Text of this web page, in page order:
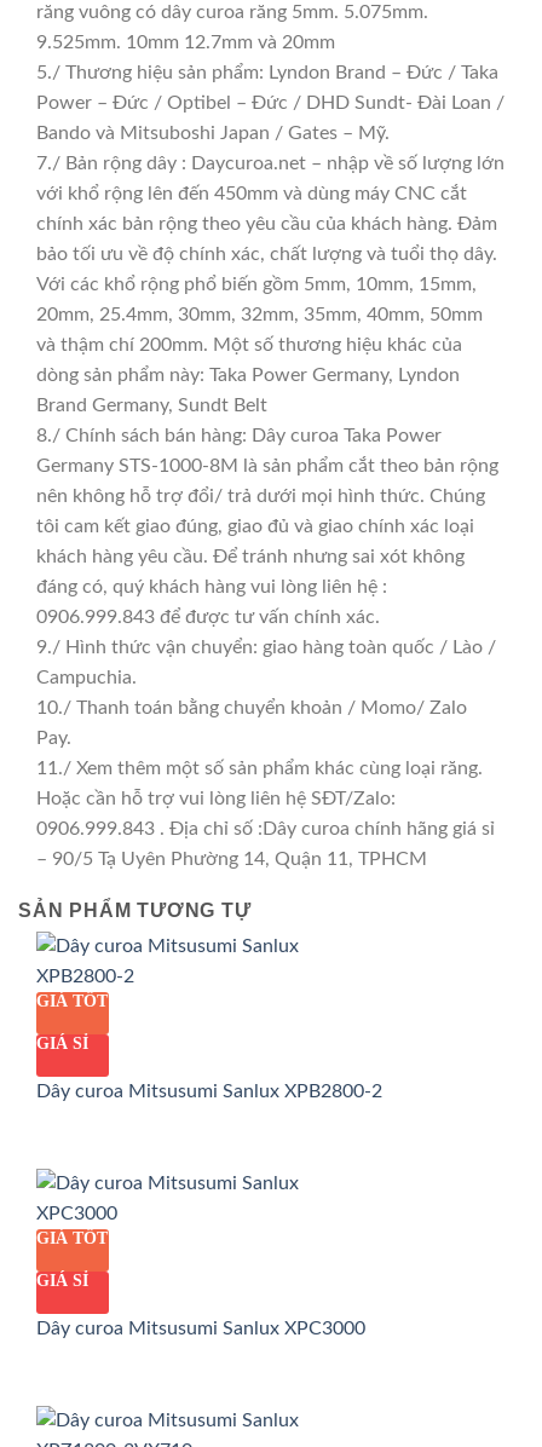
răng vuông có dây curoa răng 5mm. 5.075mm.
9.525mm. 10mm 12.7mm và 20mm
5./ Thương hiệu sản phẩm: Lyndon Brand – Đức / Taka
Power – Đức / Optibel – Đức / DHD Sundt- Đài Loan /
Bando và Mitsuboshi Japan / Gates – Mỹ.
7./ Bản rộng dây : Daycuroa.net – nhập về số lượng lớn
với khổ rộng lên đến 450mm và dùng máy CNC cắt
chính xác bản rộng theo yêu cầu của khách hàng. Đảm
bảo tối ưu về độ chính xác, chất lượng và tuổi thọ dây.
Với các khổ rộng phổ biến gồm 5mm, 10mm, 15mm,
20mm, 25.4mm, 30mm, 32mm, 35mm, 40mm, 50mm
và thậm chí 200mm. Một số thương hiệu khác của
dòng sản phẩm này: Taka Power Germany, Lyndon
Brand Germany, Sundt Belt
8./ Chính sách bán hàng: Dây curoa Taka Power
Germany STS-1000-8M là sản phẩm cắt theo bản rộng
nên không hỗ trợ đổi/ trả dưới mọi hình thức. Chúng
tôi cam kết giao đúng, giao đủ và giao chính xác loại
khách hàng yêu cầu. Để tránh nhưng sai xót không
đáng có, quý khách hàng vui lòng liên hệ :
0906.999.843 để được tư vấn chính xác.
9./ Hình thức vận chuyển: giao hàng toàn quốc / Lào /
Campuchia.
10./ Thanh toán bằng chuyển khoản / Momo/ Zalo
Pay.
11./ Xem thêm một số sản phẩm khác cùng loại răng.
Hoặc cần hỗ trợ vui lòng liên hệ SĐT/Zalo:
0906.999.843 . Địa chỉ số :Dây curoa chính hãng giá sỉ
– 90/5 Tạ Uyên Phường 14, Quận 11, TPHCM
SẢN PHẨM TƯƠNG TỰ
GIÁ TỐT
GIÁ SỈ
Dây curoa Mitsusumi Sanlux XPB2800-2
GIÁ TỐT
GIÁ SỈ
Dây curoa Mitsusumi Sanlux XPC3000